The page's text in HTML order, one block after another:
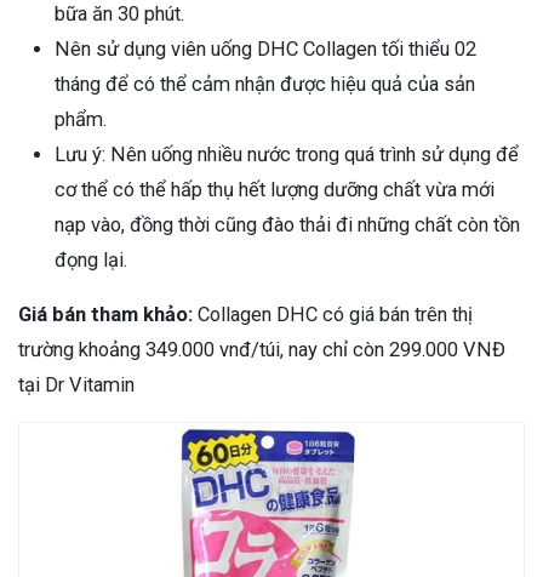
bữa ăn 30 phút.
Nên sử dụng viên uống DHC Collagen tối thiểu 02
tháng để có thể cảm nhận được hiệu quả của sản
phẩm.
Lưu ý: Nên uống nhiều nước trong quá trình sử dụng để
cơ thể có thể hấp thụ hết lượng dưỡng chất vừa mới
nạp vào, đồng thời cũng đào thải đi những chất còn tồn
đọng lại.
Giá bán tham khảo: Collagen DHC có giá bán trên thị
trường khoảng 349.000 vnđ/túi, nay chỉ còn 299.000 VNĐ
tại Dr Vitamin